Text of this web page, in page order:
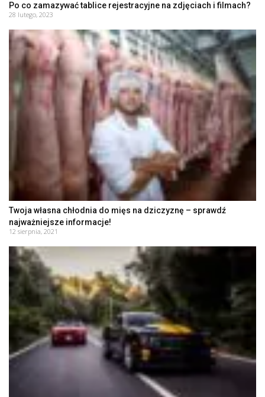
Po co zamazywać tablice rejestracyjne na zdjęciach i filmach?
28 lutego, 2023
Twoja własna chłodnia do mięs na dziczyznę – sprawdź
najważniejsze informacje!
12 sierpnia, 2021